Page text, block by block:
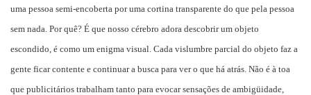
uma pessoa semi-encoberta por uma cortina transparente do que pela pessoa
sem nada. Por quê? É que nosso cérebro adora descobrir um objeto
escondido, é como um enigma visual. Cada vislumbre parcial do objeto faz a
gente ficar contente e continuar a busca para ver o que há atrás. Não é à toa
que publicitários trabalham tanto para evocar sensações de ambigüidade,